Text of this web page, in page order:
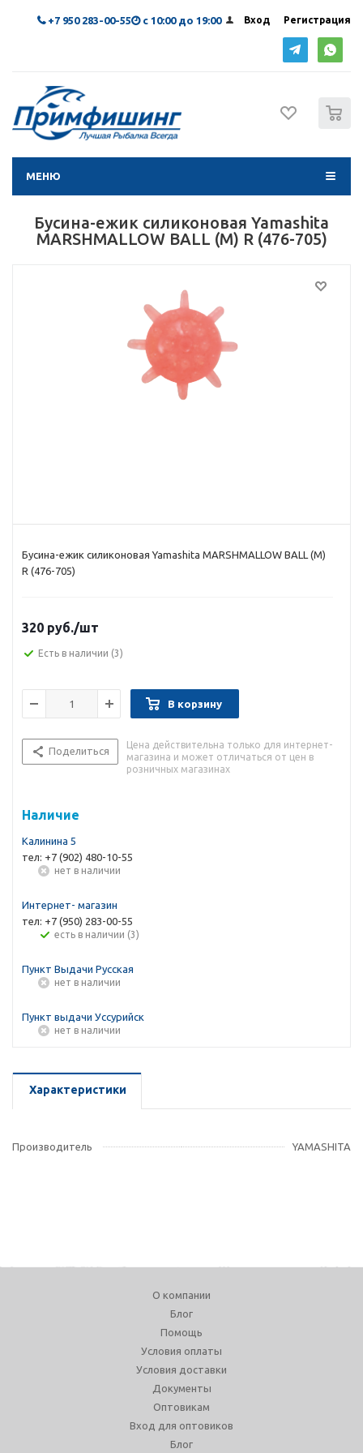
Вход Регистрация
+7 950 283-00-55 с 10:00 до 19:00
МЕНЮ
Бусина-ежик силиконовая Yamashita
MARSHMALLOW BALL (M) R (476-705)
Бусина-ежик силиконовая Yamashita MARSHMALLOW BALL (M)
R (476-705)
320 руб./шт
Есть в наличии (3)
В корзину
Поделиться
Цена действительна только для интернет-
магазина и может отличаться от цен в
розничных магазинах
Наличие
Калинина 5
тел: +7 (902) 480-10-55
Нет в наличии
Интернет- магазин
тел: +7 (950) 283-00-55
Есть в наличии (3)
Пункт Выдачи Русская
Нет в наличии
Пункт выдачи Уссурийск
Нет в наличии
Характеристики
Производитель YAMASHITA
О компании
Блог
Помощь
Условия оплаты
Условия доставки
Документы
Оптовикам
Вход для оптовиков
Блог